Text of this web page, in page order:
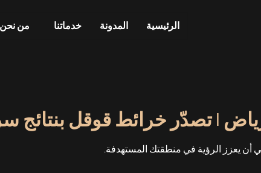
الرئيسية المدونة خدماتنا من نحن
| تصدّر خرائط قوقل بنتائج